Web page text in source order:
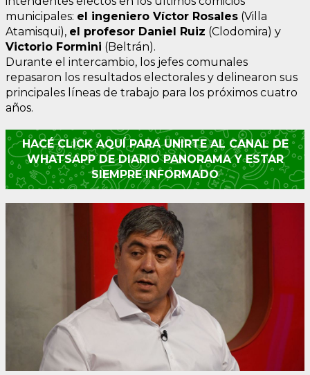
municipales: el ingeniero Víctor Rosales (Villa
Atamisqui), el profesor Daniel Ruiz (Clodomira) y
Victorio Formini (Beltrán).
Durante el intercambio, los jefes comunales
repasaron los resultados electorales y delinearon sus
principales líneas de trabajo para los próximos cuatro
años.
HACÉ CLICK AQUÍ PARA UNIRTE AL CANAL DE
WHATSAPP DE DIARIO PANORAMA Y ESTAR
SIEMPRE INFORMADO